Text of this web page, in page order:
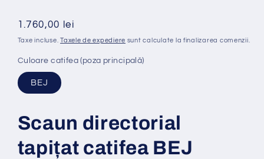
Preț
obișnuit
1.760,00 lei
Taxe incluse.Taxele de expediere sunt calculate la finalizarea comenzii.
Culoare catifea (poza principală)
BEJ
Scaun directorial
tapițat catifea BEJ